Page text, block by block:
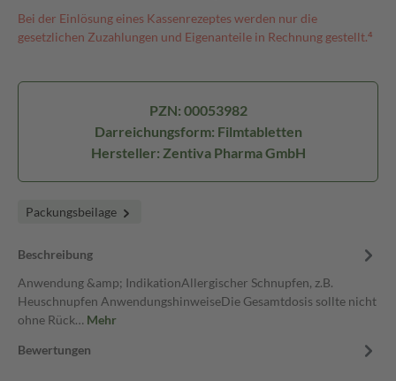
Bei der Einlösung eines Kassenrezeptes werden nur die
gesetzlichen Zuzahlungen und Eigenanteile in Rechnung gestellt.⁴
PZN: 00053982
Darreichungsform: Filmtabletten
Hersteller: Zentiva Pharma GmbH
Packungsbeilage
Beschreibung
Anwendung &amp; IndikationAllergischer Schnupfen, z.B.
Heuschnupfen AnwendungshinweiseDie Gesamtdosis sollte nicht
ohne Rück… Mehr
Bewertungen